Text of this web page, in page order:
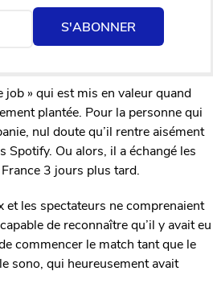
S'ABONNER
job » qui est mis en valeur quand
plantée. Pour la personne qui
nul doute qu’il rentre aisément
Spotify. Ou alors, il a échangé les
3 jours plus tard.
et les spectateurs ne comprenaient
de reconnaître qu’il y avait eu
commencer le match tant que le
sono, qui heureusement avait